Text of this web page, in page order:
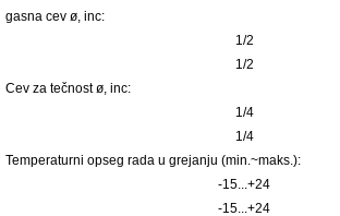
gasna cev ø, inc:
1/2
1/2
Cev za tečnost ø, inc:
1/4
1/4
Temperaturni opseg rada u grejanju (min.~maks.):
-15...+24
-15...+24